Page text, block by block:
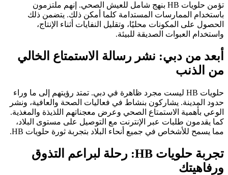
تؤمن حلويات HB بنهج شامل للعيش الصحي. إنهم ملتزمون
باستخدام الممارسات المستدامة كلما أمكن ذلك. يتضمن ذلك
الحصول على المكونات محليًا، وتقليل النفايات أثناء الإنتاج،
واستخدام العبوات الصديقة للبيئة.
أبعد من دبي: نشر رسالة الاستمتاع الخالي
من الذنب
حلويات HB ليست مجرد ظاهرة في دبي. تمتد رؤيتهم إلى ما وراء
حدود المدينة. يشاركون بنشاط في فعاليات الصحة والعافية، ونشر
الوعي بأهمية الاستمتاع الصحي وعرض معجناتهم اللذيذة والمغذية.
كما يقدمون طلبات عبر الإنترنت مع التوصيل على مستوى البلاد،
مما يسمح للأشخاص في جميع أنحاء البلاد بتجربة ثورة حلويات HB.
تجربة حلويات HB: رحلة لبراعم التذوق
ورفاهيتك